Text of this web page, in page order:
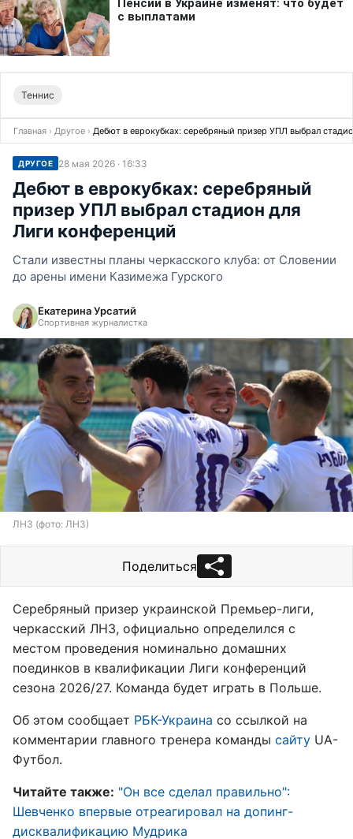
Теннис
Главная › Другое › Дебют в еврокубках: серебряный призер УПЛ выбрал
ДРУГОЕ 28 мая 2026 · 16:33
Дебют в еврокубках: серебряный
призер УПЛ выбрал стадион для
Лиги конференций
Стали известны планы черкасского клуба: от Словении
до арены имени Казимежа Гурского
Екатерина Урсатий
Спортивная журналистка
ЛНЗ (фото: ЛНЗ)
Поделиться
Серебряный призер украинской Премьер-лиги,
черкасский ЛНЗ, официально определился с
местом проведения номинально домашних
поединков в квалификации Лиги конференций
сезона 2026/27. Команда будет играть в Польше.
Об этом сообщает РБК-Украина со ссылкой на
комментарии главного тренера команды сайту UA-
Футбол.
Читайте также: "Он все сделал правильно":
Шевченко впервые отреагировал на допинг-
дисквалификацию Мудрика